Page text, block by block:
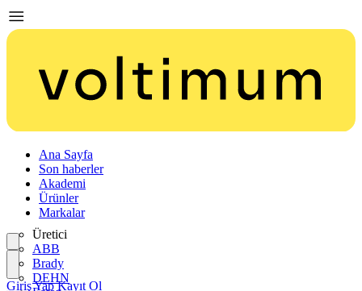
Ana Sayfa
Son haberler
Akademi
Ürünler
Markalar
Üretici
ABB
Brady
DEHN
Giriş Yap Kayıt Ol